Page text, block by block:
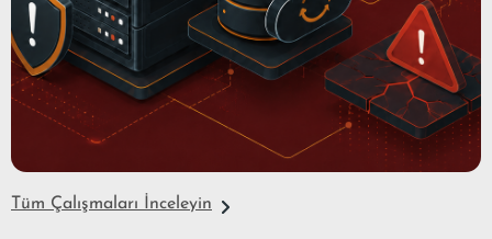
Tüm Çalışmaları İnceleyin